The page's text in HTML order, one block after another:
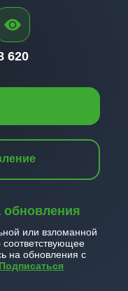
обновления
или взломанной
на обновления с
Подписаться
620